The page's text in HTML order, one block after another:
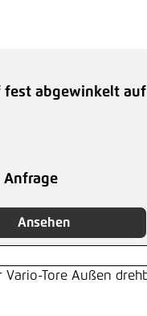
fest abgewinkelt auf
Anfrage
Ansehen